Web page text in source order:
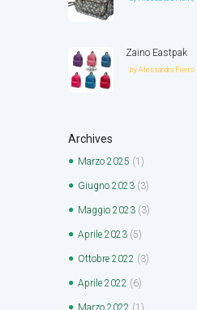
Zaino Eastpak
byAlessandra Fierro
Archives
Marzo 2025 (1)
Giugno 2023 (3)
Maggio 2023 (3)
Aprile 2023 (5)
Ottobre 2022 (3)
Aprile 2022 (6)
Marzo 2022 (1)